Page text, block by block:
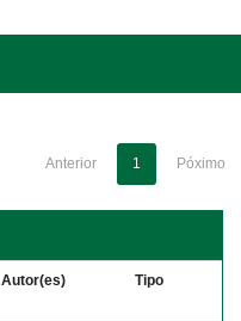
Anterior 1 Póximo
Autor(es) Tipo